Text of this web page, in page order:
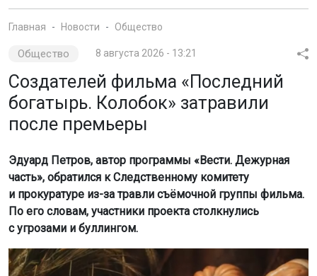
Главная Новости Общество
Общество 8 августа 2026 - 13:21
Создателей фильма «Последний
богатырь. Колобок» затравили
после премьеры
Эдуард Петров, автор программы «Вести. Дежурная
часть», обратился к Следственному комитету
и прокуратуре из-за травли съёмочной группы фильма.
По его словам, участники проекта столкнулись
с угрозами и буллингом.